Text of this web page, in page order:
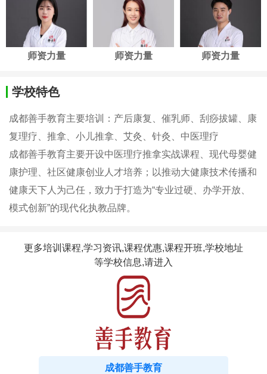
师资力量 师资力量 师资力量
学校特色
成都善手教育主要培训：产后康复、催乳师、刮痧拔罐、康
复理疗、推拿、小儿推拿、艾灸、针灸、中医理疗
成都善手教育主要开设中医理疗推拿实战课程、现代母婴健
康护理、社区健康创业人才培养；以推动大健康技术传播和
健康天下人为己任，致力于打造为“专业过硬、办学开放、
模式创新”的现代化执教品牌。
更多培训课程,学习资讯,课程优惠,课程开班,学校地址
等学校信息,请进入
成都善手教育